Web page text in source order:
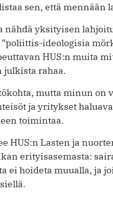
sen, että mennään
nähdä yksityisen
­ideologisia
HUS:n muita
rahaa.
mutta minun on
ja yritykset
toimintaa.
HUS:n Lasten ja
erityisasemasta:
ei hoideta muualla, ja